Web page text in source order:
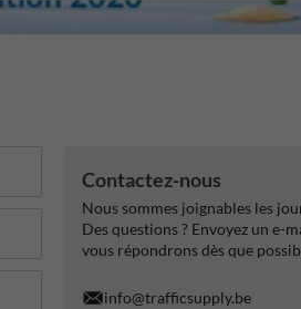
Contactez-nous
Nous sommes joignables les
Des questions ? Envoyez un e-
vous répondrons dès que
info@trafficsupply.be